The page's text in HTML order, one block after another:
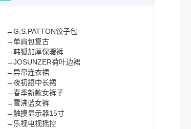
→G.S.PATTON饺子包
→单肩包复古
→韩狐加厚保暖裤
→JOSUNZER荷叶边裙
→异帛连衣裙
→夜初語中长裙
→春季新款女裤子
→ 雪沸蓝女裤
→触摸显示器15寸
→ 乐视电视摇控